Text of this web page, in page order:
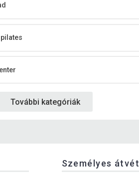
További kategóriák
Személyes